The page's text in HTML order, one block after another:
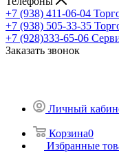
+7 (938) 411-06-04
+7 (938) 505-33-35
+7 (928)333-65-06
Заказать звонок
Личный
Корзина0
Избранные